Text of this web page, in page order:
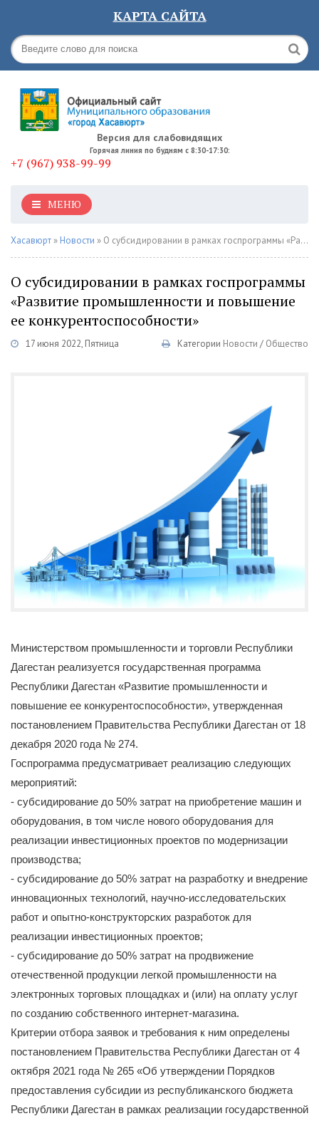
КАРТА САЙТА
Версия для слабовидящих
Горячая линия по будням с 8:30-17:30:
+7 (967) 938-99-99
МЕНЮ
Хасавюрт » Новости » О субсидировании в рамках госпрограммы «Развитие промышленности и повышение ее конкурентоспособности»
О субсидировании в рамках госпрограммы
«Развитие промышленности и повышение
ее конкурентоспособности»
17 июня 2022, Пятница Категории Новости / Общество
Министерством промышленности и торговли Республики
Дагестан реализуется государственная программа
Республики Дагестан «Развитие промышленности и
повышение ее конкурентоспособности», утвержденная
постановлением Правительства Республики Дагестан от 18
декабря 2020 года № 274.
Госпрограмма предусматривает реализацию следующих
мероприятий:
- субсидирование до 50% затрат на приобретение машин и
оборудования, в том числе нового оборудования для
реализации инвестиционных проектов по модернизации
производства;
- субсидирование до 50% затрат на разработку и внедрение
инновационных технологий, научно-исследовательских
работ и опытно-конструкторских разработок для
реализации инвестиционных проектов;
- субсидирование до 50% затрат на продвижение
отечественной продукции легкой промышленности на
электронных торговых площадках и (или) на оплату услуг
по созданию собственного интернет-магазина.
Критерии отбора заявок и требования к ним определены
постановлением Правительства Республики Дагестан от 4
октября 2021 года № 265 «Об утверждении Порядков
предоставления субсидии из республиканского бюджета
Республики Дагестан в рамках реализации государственной